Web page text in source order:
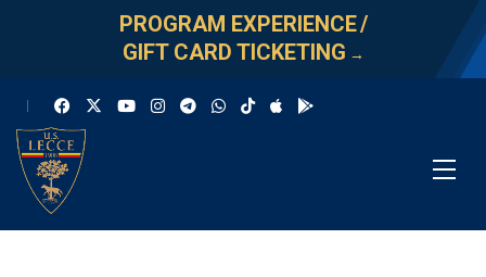
PROGRAM EXPERIENCE/
GIFT CARD TICKETING →